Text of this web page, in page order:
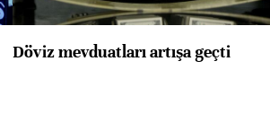
Döviz mevduatları artışa geçti